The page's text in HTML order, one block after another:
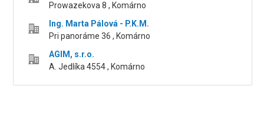
Prowazekova 8 , Komárno
Ing. Marta Pálová - P.K.M.
Pri panoráme 36 , Komárno
AGIM, s.r.o.
A. Jedlíka 4554 , Komárno